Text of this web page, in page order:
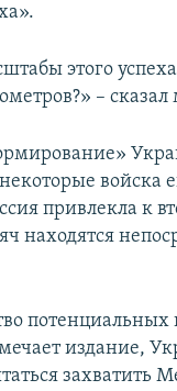
этого
– сказал
войска
привлекла к
находятся
потенциальных
издание,
захватить